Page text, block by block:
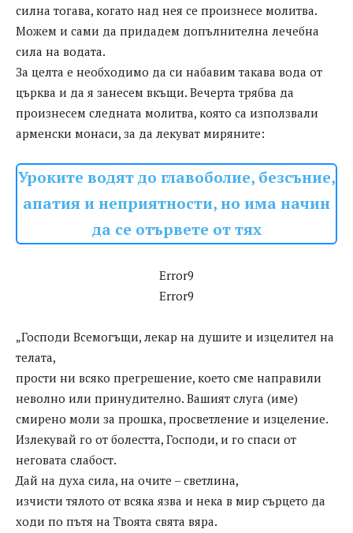
силна тогава, когато над нея се произнесе молитва.
Можем и сами да придадем допълнителна лечебна
сила на водата.
За целта е необходимо да си набавим такава вода от
църква и да я занесем вкъщи. Вечерта трябва да
произнесем следната молитва, която са използвали
арменски монаси, за да лекуват миряните:
Уроките водят до главоболие, безсъние,
апатия и неприятности, но има начин
да се отървете от тях
Error9
Error9
„Господи Всемогъщи, лекар на душите и изцелител на
телата,
прости ни всяко прегрешение, което сме направили
неволно или принудително. Вашият слуга (име)
смирено моли за прошка, просветление и изцеление.
Излекувай го от болестта, Господи, и го спаси от
неговата слабост.
Дай на духа сила, на очите – светлина,
изчисти тялото от всяка язва и нека в мир сърцето да
ходи по пътя на Твоята свята вяра.